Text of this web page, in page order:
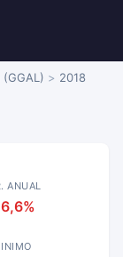
2018
ANUAL